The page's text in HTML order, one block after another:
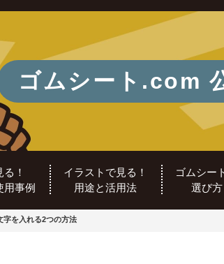
ゴムシート.com
！
用事例
イラストで見る！
用途と活用法
ゴムシー
選び方
字を入れる2つの方法